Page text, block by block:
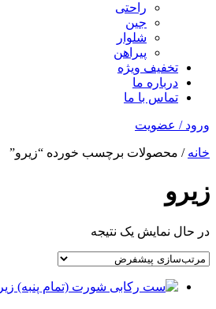
راحتی
جین
شلوار
پیراهن
تخفیف ویژه
درباره ما
تماس با ما
ورود / عضویت
خانه / محصولات برچسب خورده “زیرو”
زیرو
در حال نمایش یک نتیجه